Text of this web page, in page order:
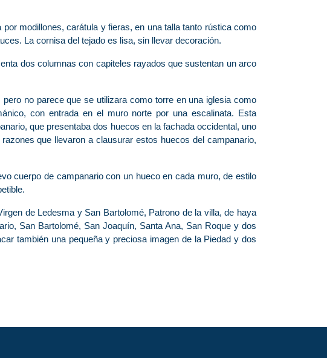
modillones, carátula y fieras, en una talla tanto rústica como
La cornisa del tejado es lisa, sin llevar decoración.
dos columnas con capiteles rayados que sustentan un arco
no parece que se utilizara como torre en una iglesia como
con entrada en el muro norte por una escalinata. Esta
que presentaba dos huecos en la fachada occidental, uno
que llevaron a clausurar estos huecos del campanario,
cuerpo de campanario con un hueco en cada muro, de estilo
de Ledesma y San Bartolomé, Patrono de la villa, de haya
San Bartolomé, San Joaquín, Santa Ana, San Roque y dos
también una pequeña y preciosa imagen de la Piedad y dos